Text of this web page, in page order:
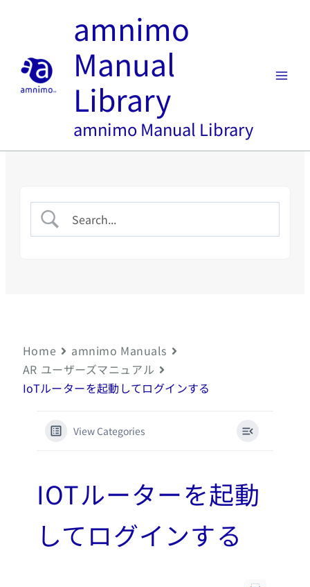
amnimo
Manual
Library
amnimo Manual Library
Home
amnimo Manuals
AR ユーザーズマニュアル
IoTルーターを起動してログインする
View Categories
IOTルーターを起動
してログインする